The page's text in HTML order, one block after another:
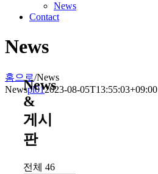
News
Contact
News
홈으로/News
Newspl012023-08-05T13:55:03+09:00
News
&
게시
판
전체 46